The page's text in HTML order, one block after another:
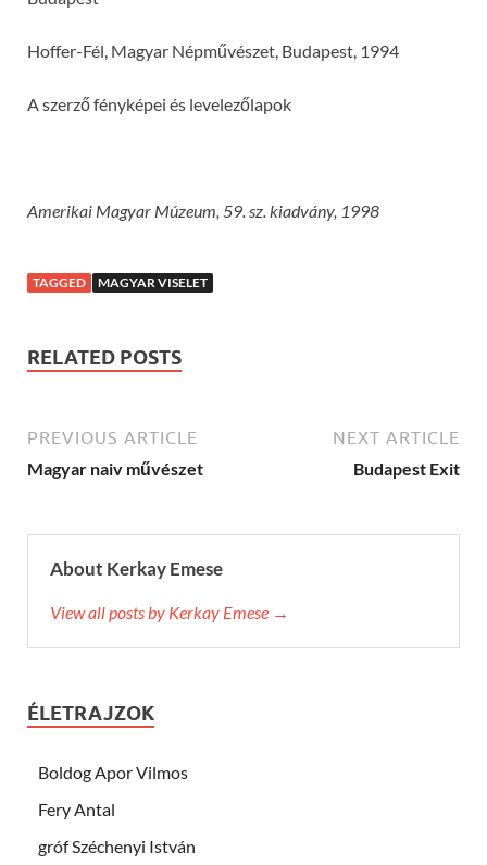
Hoffer-Fél, Magyar Népművészet, Budapest, 1994
A szerző fényképei és levelezőlapok
Amerikai Magyar Múzeum, 59. sz. kiadvány, 1998
TAGGED MAGYAR VISELET
RELATED POSTS
PREVIOUS ARTICLE
Magyar naiv művészet
NEXT ARTICLE
Budapest Exit
About Kerkay Emese
View all posts by Kerkay Emese →
ÉLETRAJZOK
Boldog Apor Vilmos
Fery Antal
gróf Széchenyi István